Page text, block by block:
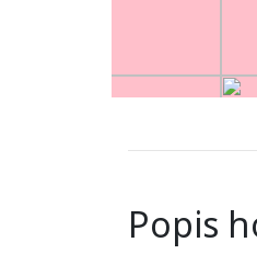
Popis